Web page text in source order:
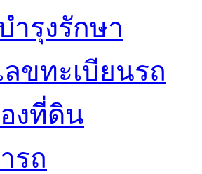
ำรุงรักษา
ลขทะเบียนรถ
งที่ดิน
รถ